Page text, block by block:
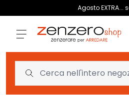
Agosto EXTRA...